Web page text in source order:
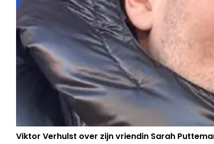
Viktor Verhulst over zijn vriendin Sarah